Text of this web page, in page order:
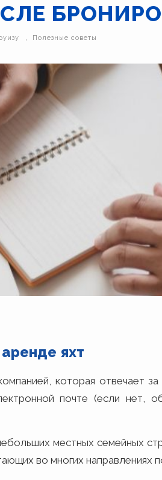
Полезные советы
яхт
которая отвечает за
почте (если нет,
местных семейных
во многих направлениях